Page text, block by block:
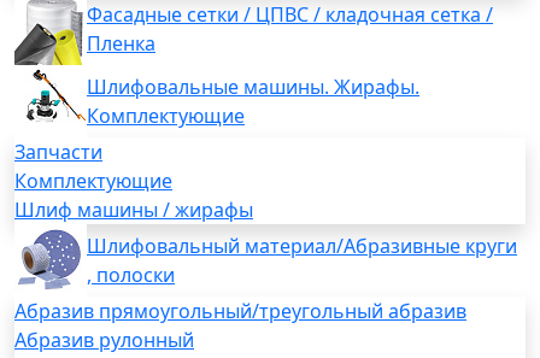
Фасадные сетки / ЦПВС / кладочная сетка /
Пленка
Шлифовальные машины. Жирафы.
Комплектующие
Запчасти
Комплектующие
Шлиф машины / жирафы
Шлифовальный материал/Абразивные круги
, полоски
Абразив прямоугольный/треугольный абразив
Абразив рулонный